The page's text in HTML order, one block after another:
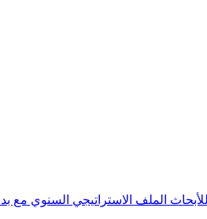
عام 2026م، باللغتين العربية والانجليزية وتضمن دراسات تحليلية ورؤى معمقة، وقراءات دقيقة ورصدًا